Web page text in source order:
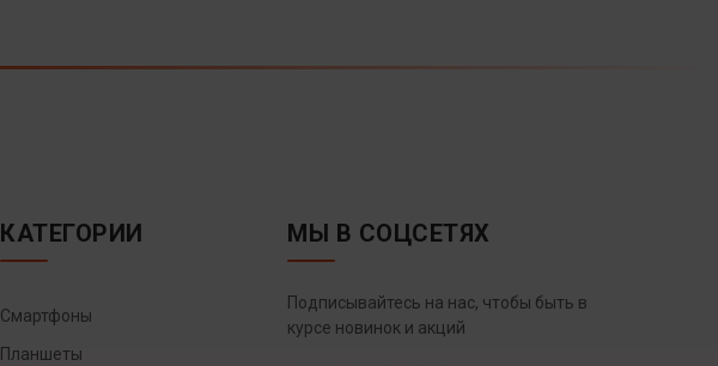
КАТЕГОРИИ
Смартфоны
Планшеты
МЫ В СОЦСЕТЯХ
Подписывайтесь на нас, чтобы быть в
курсе новинок и акций